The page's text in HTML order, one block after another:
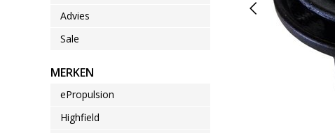
Advies
Sale
MERKEN
ePropulsion
Highfield